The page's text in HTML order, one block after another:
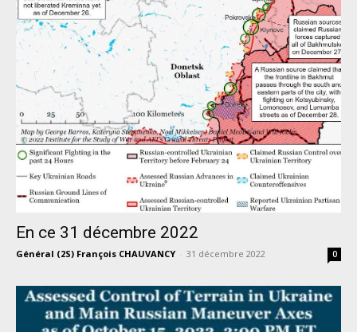
En ce 31 décembre 2022
Général (2S) François CHAUVANCY - 31 décembre 2022 0